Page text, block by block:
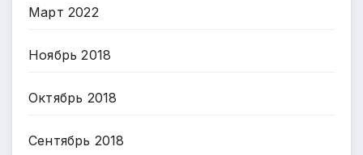
Март 2022
Ноябрь 2018
Октябрь 2018
Сентябрь 2018